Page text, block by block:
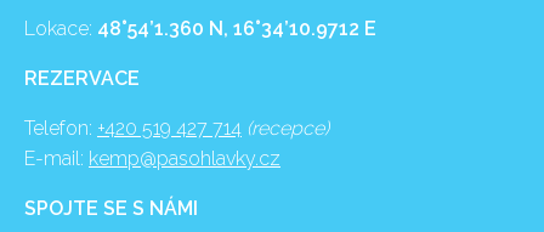
Lokace: 48°54’1.360 N, 16°34’10.9712 E
REZERVACE
Telefon: +420 519 427 714 (recepce)
E-mail: kemp@pasohlavky.cz
SPOJTE SE S NÁMI